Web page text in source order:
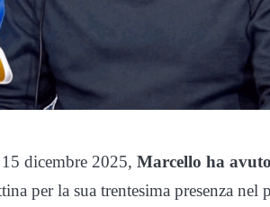
dicembre 2025, Marcello ha
per la sua trentesima presenza nel